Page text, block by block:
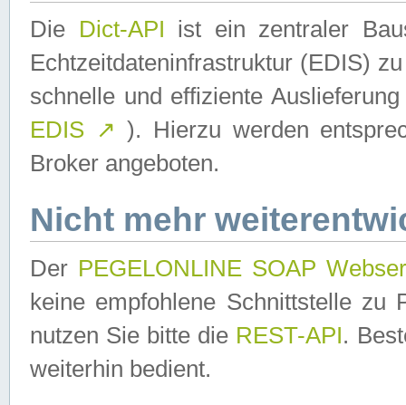
Die Dict-API ist ein zentraler
Echtzeitdateninfrastruktur (EDIS)
schnelle und effiziente
EDIS ↗ ). Hierzu werden
Broker angeboten.
Nicht mehr
Der PEGELONLINE SOAP
keine empfohlene Schnittstelle zu
nutzen Sie bitte die REST-API.
weiterhin bedient.